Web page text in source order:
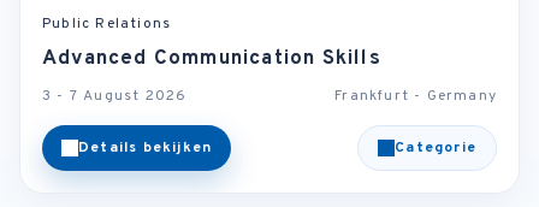
Public Relations
Advanced Communication Skills
3 - 7 August 2026 Frankfurt - Germany
Details bekijken Categorie